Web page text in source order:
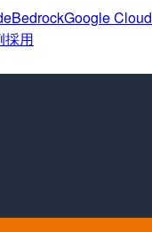
BedrockGoogle Cloud
採用